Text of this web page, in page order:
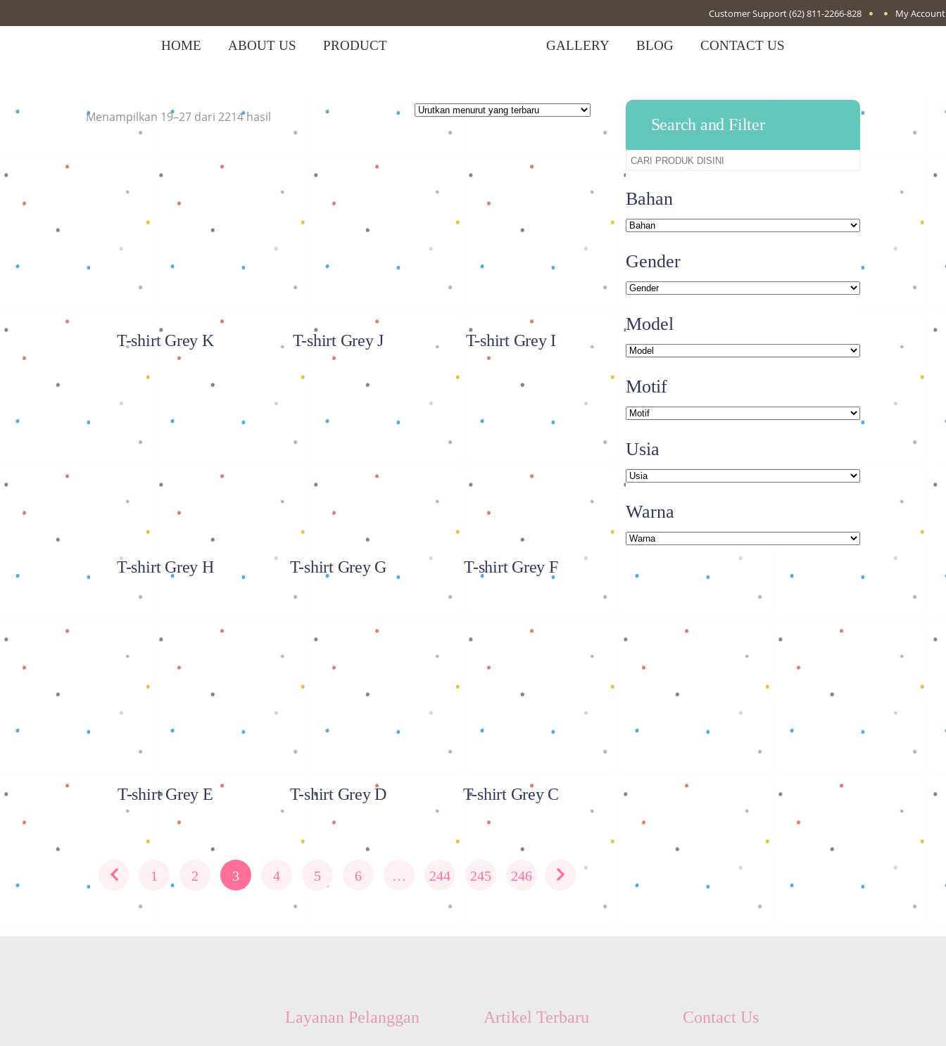
Customer Support(62) 811-2266-828 My Account
HOME ABOUT US PRODUCT GALLERY BLOG CONTACT US
Home>Shop
Menampilkan 19–27 dari 2214 hasil
terbaru
Baca selengkapnya
T-shirt Grey K
Baca selengkapnya
T-shirt Grey J
Baca selengkapnya
T-shirt Grey I
T-shirt Grey H T-shirt Grey G T-shirt Grey F
Baca selengkapnya
T-shirt Grey E
Baca selengkapnya
T-shirt Grey D
Baca selengkapnya
T-shirt Grey C
1 2 3 4 5 6 … 244 245 246
Search and Filter
Bahan
Gender
Model
Motif
Usia
Warna
Layanan Pelanggan Artikel Terbaru Contact Us